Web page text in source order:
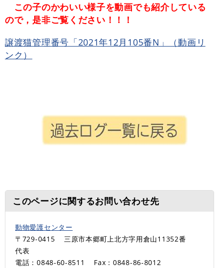
この子のかわいい様子を動画でも紹介している
ので，是非ご覧ください！！！
譲渡猫管理番号「2021年12月105番N」（動画リ
ンク）
このページに関するお問い合わせ先
動物愛護センター
〒729-0415
三原市本郷町上北方字用倉山11352番
代表
電話：0848-60-8511
Fax：0848-86-8012